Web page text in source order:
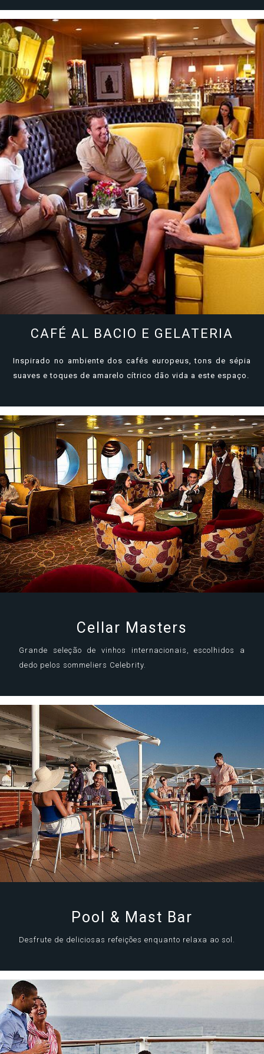
CAFÉ AL BACIO E GELATERIA
Inspirado no ambiente dos cafés europeus, tons de sépia
suaves e toques de amarelo cítrico dão vida a este espaço.
Cellar Masters
Grande seleção de vinhos internacionais, escolhidos a
dedo pelos sommeliers Celebrity.
Pool & Mast Bar
Desfrute de deliciosas refeições enquanto relaxa ao sol.